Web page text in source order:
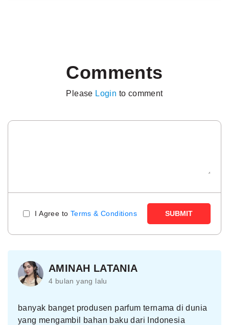
Comments
Please Login to comment
I Agree to Terms & Conditions SUBMIT
AMINAH LATANIA
4 bulan yang lalu
banyak banget produsen parfum ternama di dunia
yang mengambil bahan baku dari Indonesia